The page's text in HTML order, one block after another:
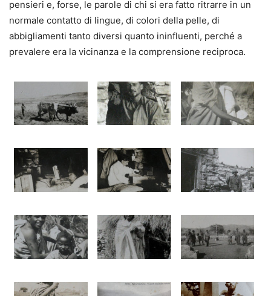
pensieri e, forse, le parole di chi si era fatto ritrarre in un
normale contatto di lingue, di colori della pelle, di
abbigliamenti tanto diversi quanto ininfluenti, perché a
prevalere era la vicinanza e la comprensione reciproca.